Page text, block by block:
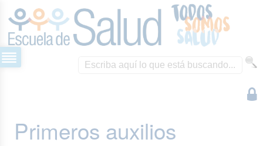
Primeros auxilios